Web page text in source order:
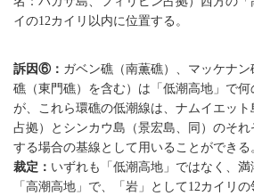
イの12カイリ以内に位置する。
訴因⑥： ガベン礁（南薫礁）、マッケナ
礁（東門礁）を含む）は「低潮高地」で
が、これら環礁の低潮線は、ナムイエッ
占拠）とシンカウ島（景宏島、同）のそ
する場合の基線として用いることができる。
裁定： いずれも「低潮高地」ではなく、
「高潮高地」で、「岩」として12カイリ